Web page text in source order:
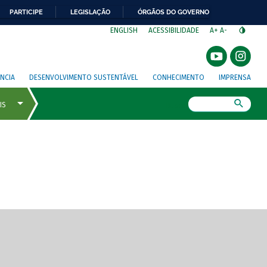
PARTICIPE LEGISLAÇÃO ÓRGÃOS DO GOVERNO
ENGLISH ACESSIBILIDADE A+ A-
DESENVOLVIMENTO SUSTENTÁVEL CONHECIMENTO IMPRENSA
de tela